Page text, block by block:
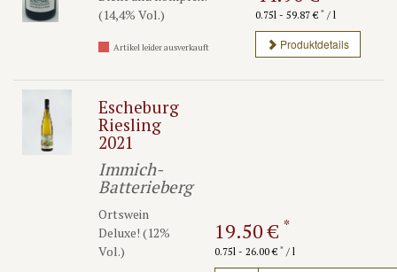
(14,4% Vol.)
Artikel leider ausverkauft
0.75l - 59.87 € */ l
Produktdetails
Escheburg
Riesling
2021
Immich-
Batterieberg
Ortswein
Deluxe! (12%
Vol.)
19.50 € *
0.75l - 26.00 € */ l